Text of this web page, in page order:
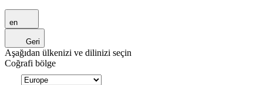
en
Geri
Aşağıdan ülkenizi ve dilinizi seçin
Coğrafi bölge